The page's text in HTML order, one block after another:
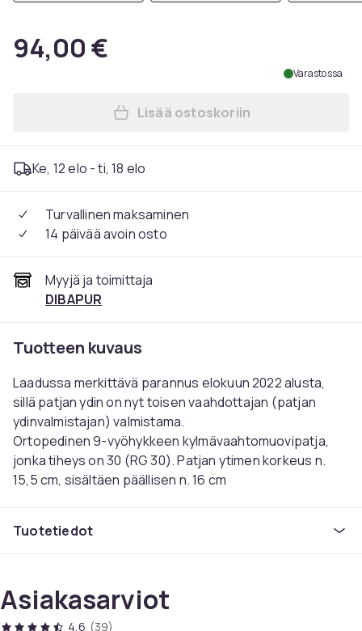
94,00 €
Varastossa
Lisää Patja Q 9 vyöhykettä
Lisää ostoskoriin
Ke, 12 elo - ti, 18 elo
Turvallinen maksaminen
14 päivää avoin osto
Myyjä ja toimittaja
DIBAPUR
Tuotteen kuvaus
Laadussa merkittävä parannus elokuun 2022 alusta,
sillä patjan ydin on nyt toisen vaahdottajan (patjan
ydinvalmistajan) valmistama.
Ortopedinen 9-vyöhykkeen kylmävaahtomuovipatja,
jonka tiheys on 30 (RG 30). Patjan ytimen korkeus n.
15,5 cm, sisältäen päällisen n. 16 cm
100, nro: 0110048 mukaan
helposti irrotettava 4-puoleisella vetoketjulla ja
Tuotetiedot
Asiakasarviot
4,6 (39)